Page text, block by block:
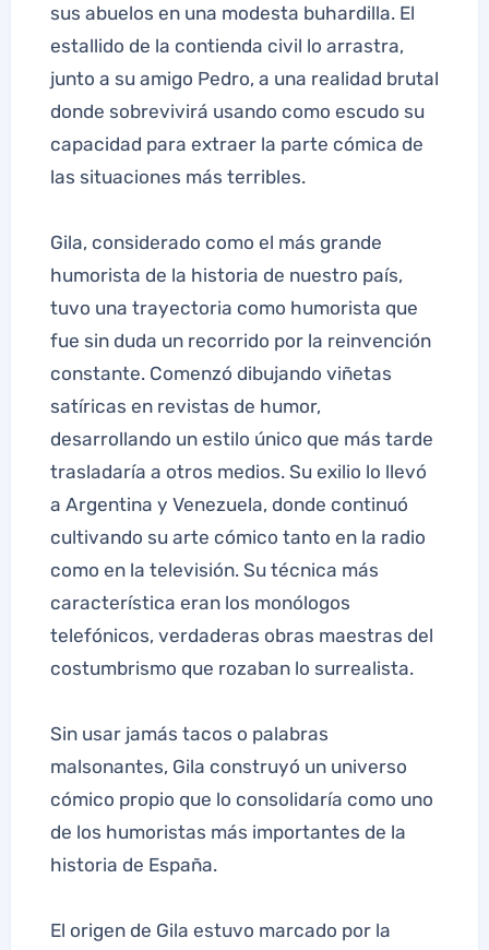
sus abuelos en una modesta buhardilla. El
estallido de la contienda civil lo arrastra,
junto a su amigo Pedro, a una realidad brutal
donde sobrevivirá usando como escudo su
capacidad para extraer la parte cómica de
las situaciones más terribles.
Gila, considerado como el más grande
humorista de la historia de nuestro país,
tuvo una trayectoria como humorista que
fue sin duda un recorrido por la reinvención
constante. Comenzó dibujando viñetas
satíricas en revistas de humor,
desarrollando un estilo único que más tarde
trasladaría a otros medios. Su exilio lo llevó
a Argentina y Venezuela, donde continuó
cultivando su arte cómico tanto en la radio
como en la televisión. Su técnica más
característica eran los monólogos
telefónicos, verdaderas obras maestras del
costumbrismo que rozaban lo surrealista.
Sin usar jamás tacos o palabras
malsonantes, Gila construyó un universo
cómico propio que lo consolidaría como uno
de los humoristas más importantes de la
historia de España.
El origen de Gila estuvo marcado por la